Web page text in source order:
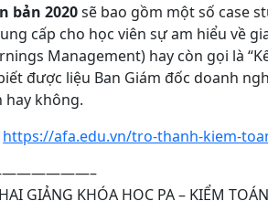
bản 2020sẽ bao gồm một số case
cấp cho học viên sự am hiểu về
Management) hay còn gọi là
được liệu Ban Giám đốc doanh
hay không.
https://afa.edu.vn/tro-thanh-kiem-
GIẢNG KHÓA HỌC PA – KIỂM